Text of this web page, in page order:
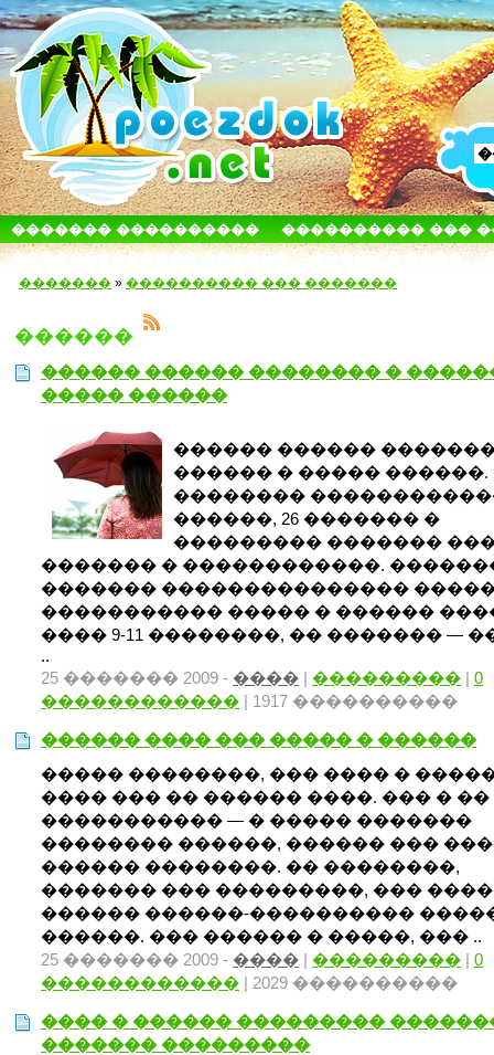
������� ����������
���������� ���
������������� ������
����� � ����
������� » ���������� ��� �������
������
������ ������ �������� �
����� ������
������ ������
������ � ����� ������.
��������
������, 26 ������� �
��������� �������
������� � ������������.
������� ���������������
����������� ����� � ������
���� 9-11 ��������, �� ������� —
..
25 ������� 2009 - ���� | ��������� | 0
������������ | 1917 ����������
������ ���� ��� ����� � ������
����� ��������, ��� ���� �
���� ��� �� ������ ����. ��� � ��
����������� — � ����� �������
�������� ������, ������ ���
������ ��������. �� ��������,
������� ��� ���������, ���
������ ������-����������
������. ��� ������ � �����, ��� ..
25 ������� 2009 - ���� | ��������� | 0
������������ | 2029 ����������
���� � ������ ���������
������� ���������